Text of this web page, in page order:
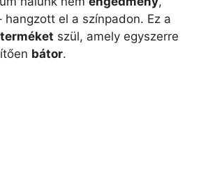
hangzott el a színpadon. Ez a
terméket szül, amely egyszerre
bátor.